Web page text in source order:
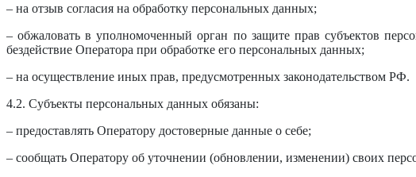
– на отзыв согласия на обработку персональных данных;
– обжаловать в уполномоченный орган по защите прав субъектов
бездействие Оператора при обработке его персональных данных;
– на осуществление иных прав, предусмотренных законодательством РФ.
4.2. Субъекты персональных данных обязаны:
– предоставлять Оператору достоверные данные о себе;
– сообщать Оператору об уточнении (обновлении, изменении) своих